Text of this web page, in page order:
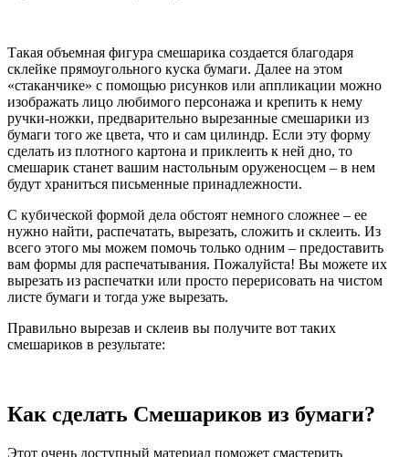
Такая объемная фигура смешарика создается благодаря
склейке прямоугольного куска бумаги. Далее на этом
«стаканчике» с помощью рисунков или аппликации можно
изображать лицо любимого персонажа и крепить к нему
ручки-ножки, предварительно вырезанные смешарики из
бумаги того же цвета, что и сам цилиндр. Если эту форму
сделать из плотного картона и приклеить к ней дно, то
смешарик станет вашим настольным оруженосцем – в нем
будут храниться письменные принадлежности.
С кубической формой дела обстоят немного сложнее – ее
нужно найти, распечатать, вырезать, сложить и склеить. Из
всего этого мы можем помочь только одним – предоставить
вам формы для распечатывания. Пожалуйста! Вы можете их
вырезать из распечатки или просто перерисовать на чистом
листе бумаги и тогда уже вырезать.
Правильно вырезав и склеив вы получите вот таких
смешариков в результате:
Как сделать Смешариков из бумаги?
Этот очень доступный материал поможет смастерить